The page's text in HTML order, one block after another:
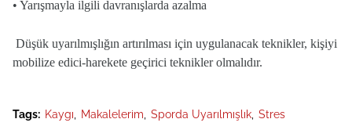
• Yarışmayla ilgili davranışlarda azalma
Düşük uyarılmışlığın artırılması için uygulanacak teknikler, kişiyi
mobilize edici-harekete geçirici teknikler olmalıdır.
Tags: Kaygı Makalelerim Sporda Uyarılmışlık Stres